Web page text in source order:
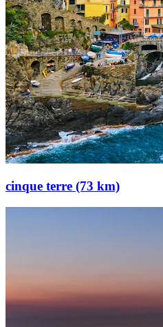
cinque terre (73 km)